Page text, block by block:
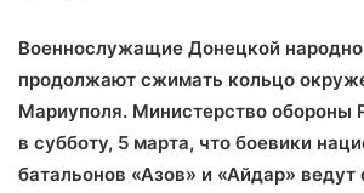
Военнослужащие Донецкой
продолжают сжимать кольцо
Мариуполя. Министерство обороны
в субботу, 5 марта, что боевики
батальонов «Азов» и «Айдар» ведут